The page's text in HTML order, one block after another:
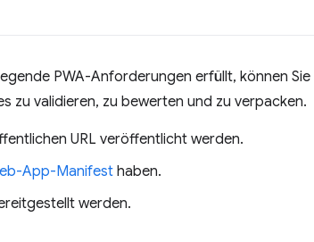
PWA-Anforderungen erfüllt, können Sie
zu validieren, zu bewerten und zu verpacken.
URL veröffentlicht werden.
App-Manifest haben.
werden.